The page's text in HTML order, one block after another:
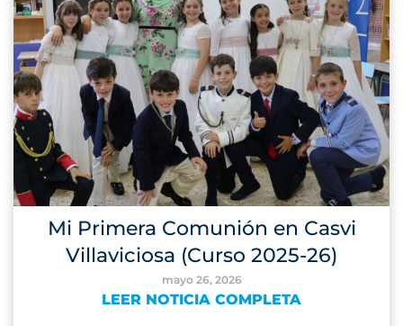
Mi Primera Comunión en Casvi
Villaviciosa (Curso 2025-26)
mayo 26, 2026
LEER NOTICIA COMPLETA